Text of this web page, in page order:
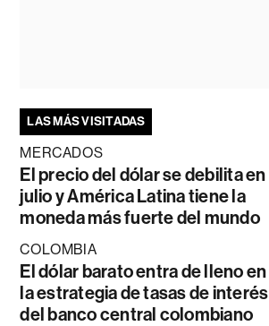
LAS MÁS VISITADAS
MERCADOS
El precio del dólar se debilita en
julio y América Latina tiene la
moneda más fuerte del mundo
COLOMBIA
El dólar barato entra de lleno en
la estrategia de tasas de interés
del banco central colombiano